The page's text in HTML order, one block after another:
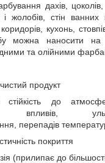
дахів, цоколів,
і жолобів, стін ванних
кухонь,
можна наносити на
та олійними
продукт
стійкість до
впливів,
перепадів
покриття
(прилипає до